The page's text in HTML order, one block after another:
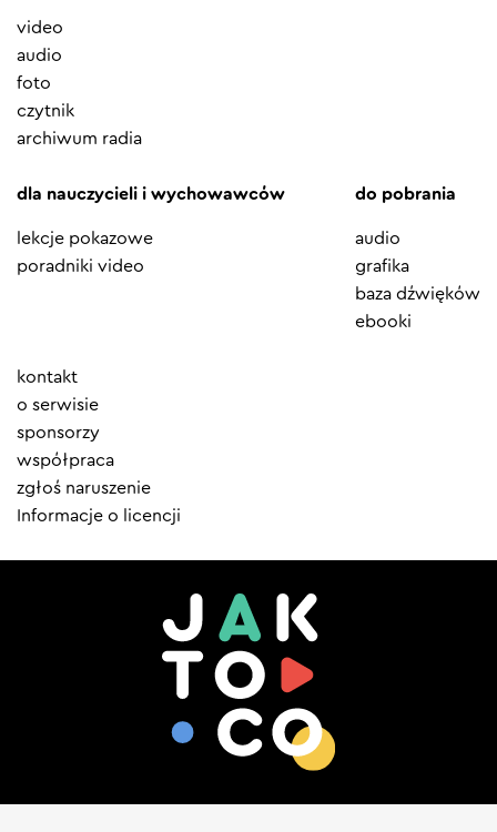
video
audio
foto
czytnik
archiwum radia
dla nauczycieli i wychowawców
lekcje pokazowe
poradniki video
do pobrania
audio
grafika
baza dźwięków
ebooki
Element
menu
kontakt
o serwisie
sponsorzy
współpraca
zgłoś naruszenie
Informacje o licencji